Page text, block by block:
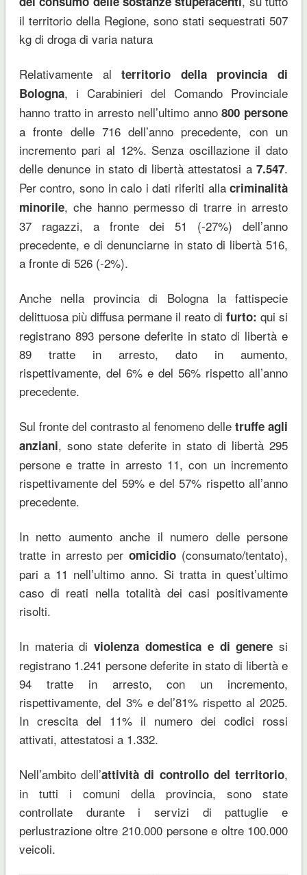
il territorio della Regione, sono stati sequestrati 507
kg di droga di varia natura
Relativamente alterritorio della provincia di
Bologna, i Carabinieri del Comando Provinciale
hanno tratto in arresto nell’ultimo anno800 persone
a fronte delle 716 dell’anno precedente, con un
incremento pari al 12%. Senza oscillazione il dato
delle denunce in stato di libertà attestatosi a7.547.
Per contro, sono in calo i dati riferiti allacriminalità
minorile, che hanno permesso di trarre in arresto
37 ragazzi, a fronte dei 51 (-27%) dell’anno
precedente, e di denunciarne in stato di libertà 516,
a fronte di 526 (-2%).
Anche nella provincia di Bologna la fattispecie
delittuosa più diffusa permane il reato difurto: qui si
registrano 893 persone deferite in stato di libertà e
89 tratte in arresto, dato in aumento,
rispettivamente, del 6% e del 56% rispetto all’anno
precedente.
Sul fronte del contrasto al fenomeno delletruffe agli
anziani, sono state deferite in stato di libertà 295
persone e tratte in arresto 11, con un incremento
rispettivamente del 59% e del 57% rispetto all’anno
precedente.
In netto aumento anche il numero delle persone
tratte in arresto peromicidio (consumato/tentato),
pari a 11 nell’ultimo anno. Si tratta in quest’ultimo
caso di reati nella totalità dei casi positivamente
risolti.
In materia diviolenza domestica e di genere si
registrano 1.241 persone deferite in stato di libertà e
94 tratte in arresto, con un incremento,
rispettivamente, del 3% e del’81% rispetto al 2025.
In crescita del 11% il numero dei codici rossi
attivati, attestatosi a 1.332.
Nell’ambito dell’attività di controllo del territorio,
in tutti i comuni della provincia, sono state
controllate durante i servizi di pattuglie e
perlustrazione oltre 210.000 persone e oltre 100.000
veicoli.